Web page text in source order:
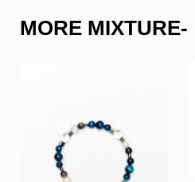
MORE MIXTURE-